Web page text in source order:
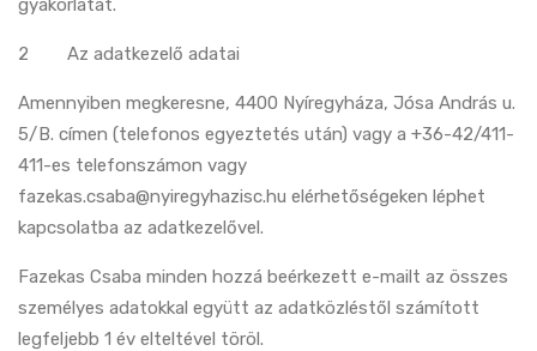
gyakorlatát.
2 Az adatkezelő adatai
Amennyiben megkeresne, 4400 Nyíregyháza, Jósa András u.
5/B. címen (telefonos egyeztetés után) vagy a +36-42/411-
411-es telefonszámon vagy
fazekas.csaba@nyiregyhazisc.hu elérhetőségeken léphet
kapcsolatba az adatkezelővel.
Fazekas Csaba minden hozzá beérkezett e-mailt az összes
személyes adatokkal együtt az adatközléstől számított
legfeljebb 1 év elteltével töröl.